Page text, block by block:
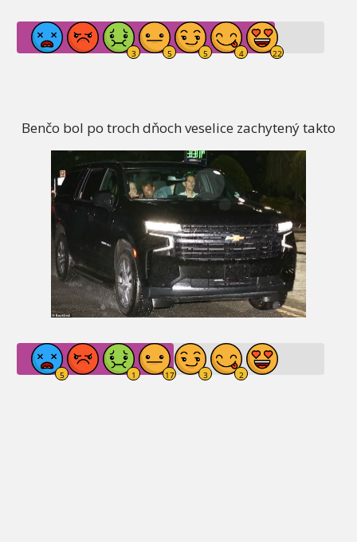
Benčo bol po troch dňoch veselice zachytený takto